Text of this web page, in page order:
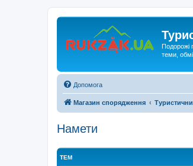
Подорожі
теми,
Допомога
Магазин спорядження
Намети
ТЕМ